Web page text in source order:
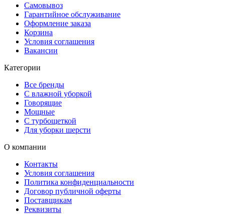
Самовывоз
Гарантийное обслуживание
Оформление заказа
Корзина
Условия соглашения
Вакансии
Категории
Все бренды
С влажной уборкой
Говорящие
Мощные
С турбощеткой
Для уборки шерсти
О компании
Контакты
Условия соглашения
Политика конфиденциальности
Договор публичной оферты
Поставщикам
Реквизиты